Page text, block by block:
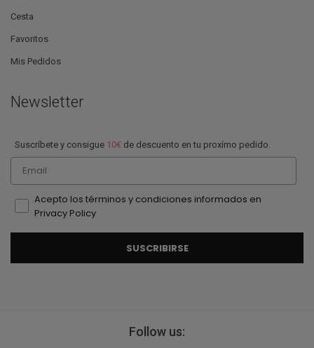
Cesta
Favoritos
Mis Pedidos
Newsletter
Suscríbete y consigue 10€ de descuento en tu proxímo pedido.
Email
Acepto los términos y condiciones informados en
Privacy Policy
SUSCRIBIRSE
Follow us: